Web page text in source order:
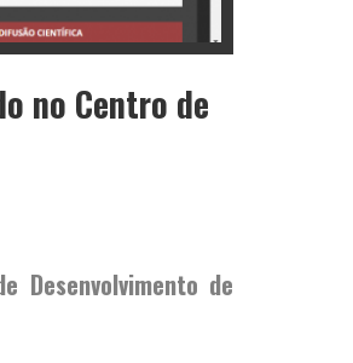
no Centro de
Desenvolvimento de